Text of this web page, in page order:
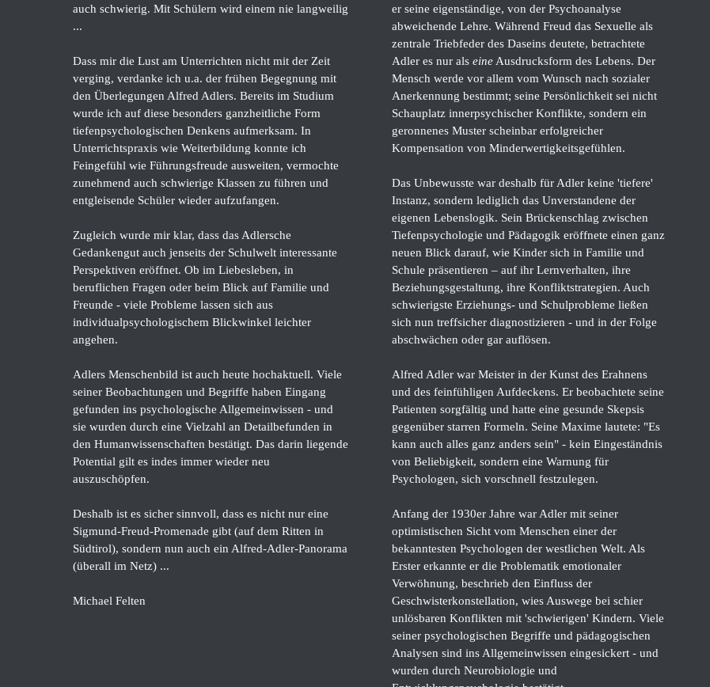
auch schwierig. Mit Schülern wird einem nie langweilig
...
Dass mir die Lust am Unterrichten nicht mit der Zeit
verging, verdanke ich u.a. der frühen Begegnung mit
den Überlegungen Alfred Adlers. Bereits im Studium
wurde ich auf diese besonders ganzheitliche Form
tiefenpsychologischen Denkens aufmerksam. In
Unterrichtspraxis wie Weiterbildung konnte ich
Feingefühl wie Führungsfreude ausweiten, vermochte
zunehmend auch schwierige Klassen zu führen und
entgleisende Schüler wieder aufzufangen.
Zugleich wurde mir klar, dass das Adlersche
Gedankengut auch jenseits der Schulwelt interessante
Perspektiven eröffnet. Ob im Liebesleben, in
beruflichen Fragen oder beim Blick auf Familie und
Freunde - viele Probleme lassen sich aus
individualpsychologischem Blickwinkel leichter
angehen.
Adlers Menschenbild ist auch heute hochaktuell. Viele
seiner Beobachtungen und Begriffe haben Eingang
gefunden ins psychologische Allgemeinwissen - und
sie wurden durch eine Vielzahl an Detailbefunden in
den Humanwissenschaften bestätigt. Das darin liegende
Potential gilt es indes immer wieder neu
auszuschöpfen.
Deshalb ist es sicher sinnvoll, dass es nicht nur eine
Sigmund-Freud-Promenade gibt (auf dem Ritten in
Südtirol), sondern nun auch ein Alfred-Adler-Panorama
(überall im Netz) ...
Michael Felten
er seine eigenständige, von der Psychoanalyse
abweichende Lehre. Während Freud das Sexuelle als
zentrale Triebfeder des Daseins deutete, betrachtete
Adler es nur als eineAusdrucksform des Lebens. Der
Mensch werde vor allem vom Wunsch nach sozialer
Anerkennung bestimmt; seine Persönlichkeit sei nicht
Schauplatz innerpsychischer Konflikte, sondern ein
geronnenes Muster scheinbar erfolgreicher
Kompensation von Minderwertigkeitsgefühlen.
Das Unbewusste war deshalb für Adler keine 'tiefere'
Instanz, sondern lediglich das Unverstandene der
eigenen Lebenslogik. Sein Brückenschlag zwischen
Tiefenpsychologie und Pädagogik eröffnete einen ganz
neuen Blick darauf, wie Kinder sich in Familie und
Schule präsentieren – auf ihr Lernverhalten, ihre
Beziehungsgestaltung, ihre Konfliktstrategien. Auch
schwierigste Erziehungs- und Schulprobleme ließen
sich nun treffsicher diagnostizieren - und in der Folge
abschwächen oder gar auflösen.
Alfred Adler war Meister in der Kunst des Erahnens
und des feinfühligen Aufdeckens. Er beobachtete seine
Patienten sorgfältig und hatte eine gesunde Skepsis
gegenüber starren Formeln. Seine Maxime lautete: "Es
kann auch alles ganz anders sein" - kein Eingeständnis
von Beliebigkeit, sondern eine Warnung für
Psychologen, sich vorschnell festzulegen.
Anfang der 1930er Jahre war Adler mit seiner
optimistischen Sicht vom Menschen einer der
bekanntesten Psychologen der westlichen Welt. Als
Erster erkannte er die Problematik emotionaler
Verwöhnung, beschrieb den Einfluss der
Geschwisterkonstellation, wies Auswege bei schier
unlösbaren Konflikten mit 'schwierigen' Kindern. Viele
seiner psychologischen Begriffe und pädagogischen
Analysen sind ins Allgemeinwissen eingesickert - und
wurden durch Neurobiologie und